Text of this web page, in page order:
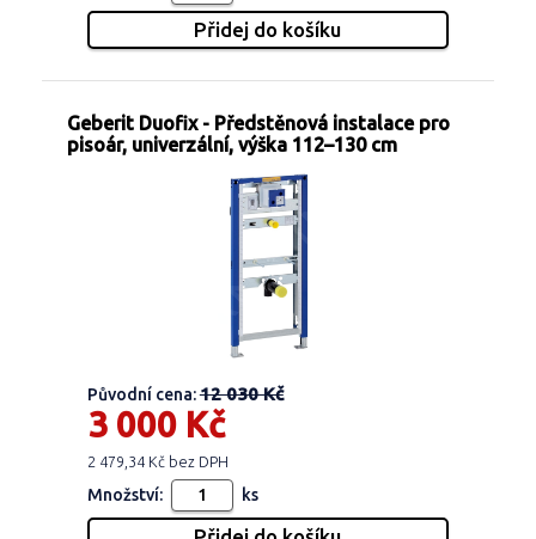
Geberit Duofix - Předstěnová instalace pro
pisoár, univerzální, výška 112–130 cm
Původní cena:12 030 Kč
3 000 Kč
2 479,34 Kč bez DPH
Množství: ks